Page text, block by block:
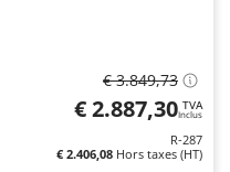
€ 3.849,73
€ 2.887,30 TVA
Inclus
R-287
€ 2.406,08 Hors taxes (HT)